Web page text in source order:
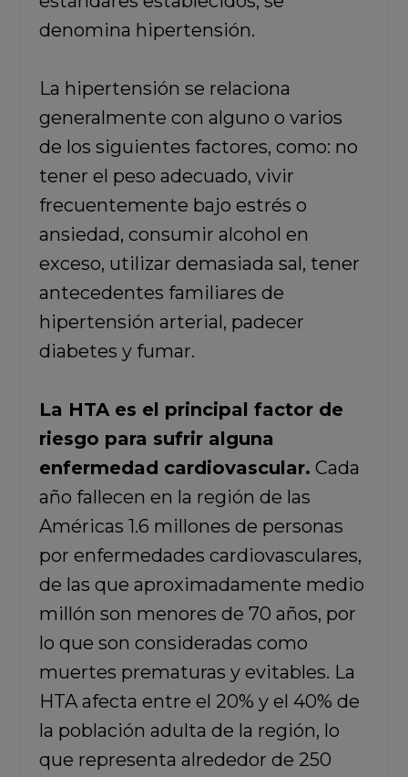
denomina hipertensión.
La hipertensión se relaciona
generalmente con alguno o varios
de los siguientes factores, como: no
tener el peso adecuado, vivir
frecuentemente bajo estrés o
ansiedad, consumir alcohol en
exceso, utilizar demasiada sal, tener
antecedentes familiares de
hipertensión arterial, padecer
diabetes y fumar.
La HTA es el principal factor de
riesgo para sufrir alguna
enfermedad cardiovascular. Cada
año fallecen en la región de las
Américas 1.6 millones de personas
por enfermedades cardiovasculares,
de las que aproximadamente medio
millón son menores de 70 años, por
lo que son consideradas como
muertes prematuras y evitables. La
HTA afecta entre el 20% y el 40% de
la población adulta de la región, lo
que representa alrededor de 250